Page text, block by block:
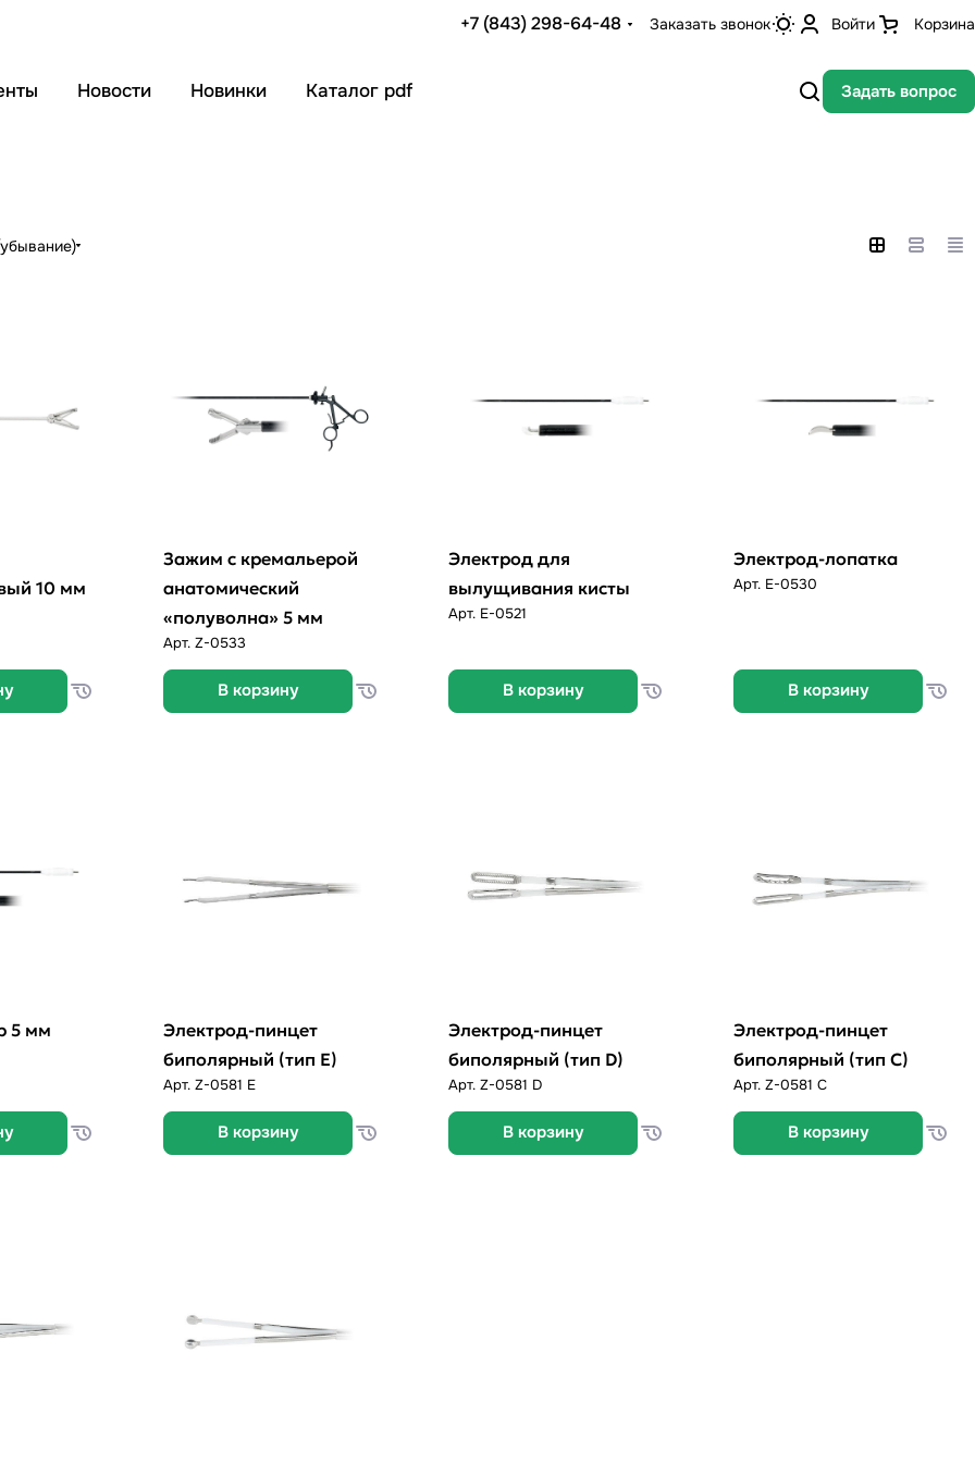
+7 (843) 298-64-48 Заказать звонок Войти Корзина
Новости Новинки Каталог pdf Задать вопрос
10 мм
Зажим с кремальерой
анатомический
«полуволна» 5 мм
Арт. Z-0533
В корзину
Электрод для
вылущивания кисты
Арт. E-0521
В корзину
Электрод-лопатка
Арт. E-0530
В корзину
5 мм
Электрод-пинцет
биполярный (тип E)
Арт. Z-0581 Е
В корзину
Электрод-пинцет
биполярный (тип D)
Арт. Z-0581 D
В корзину
Электрод-пинцет
биполярный (тип C)
Арт. Z-0581 C
В корзину